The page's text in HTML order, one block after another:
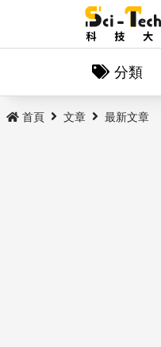
分類
首頁 文章 最新文章